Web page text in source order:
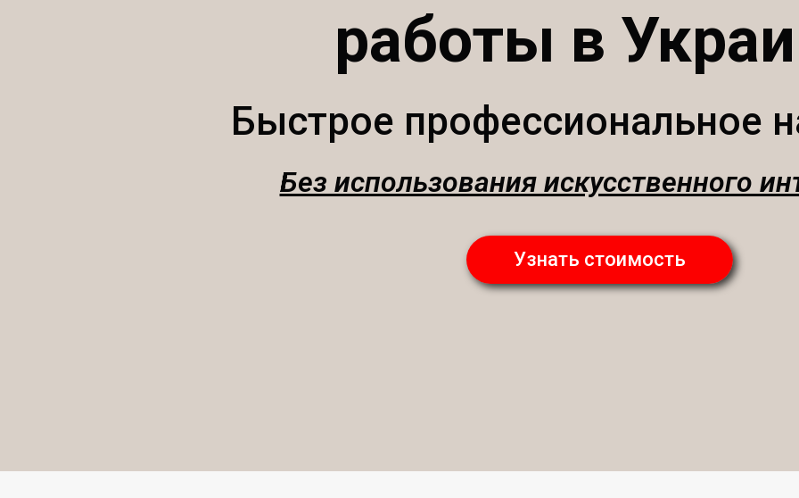
работы в
Быстрое профессиональное
Без использования искусственного
Узнать стоимость